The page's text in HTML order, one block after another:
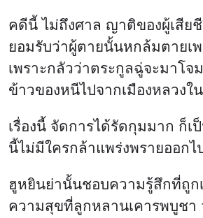
คดีนี้ ไม่ถึงศาล ญาติของผู้เสีย
ยอมรับว่าผู้ตายนั้นหกล้มตายเ
เพราะกลัวว่าตระกูลฉู่จะมาโจ
ข้าวของหนีไปจากเมืองหลวงใ
เรื่องนี้ จัดการได้รัดกุมมาก ก็เ
นี้ไม่มีใครกล้าแพร่งพรายออกไ
ฮูหยินย่านั้นชอบความรู้สึกที่ถู
ความสุขที่ลูกหลานเคารพบูชา